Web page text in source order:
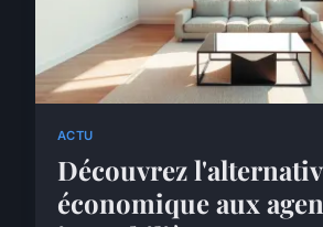
ACTU
Découvrez
économique aux